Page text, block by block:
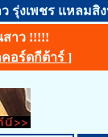
รุ่งเพชร แหลมสิ
าว !!!!!
อร์ดกีต้าร์ ]